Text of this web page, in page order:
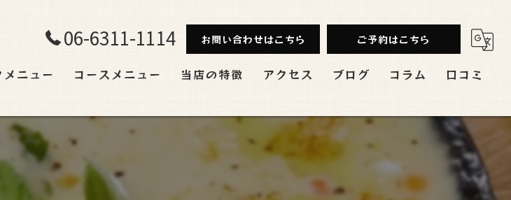
06-6311-1114 お問い合わせはこちら ご予約はこちら
ニュー コースメニュー 当店の特徴
飲み放題
アクセス ブログ コラム 口コミ